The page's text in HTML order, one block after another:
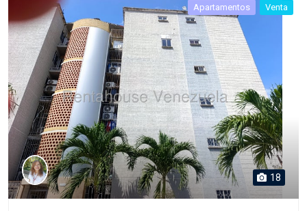
Apartamentos Venta
18